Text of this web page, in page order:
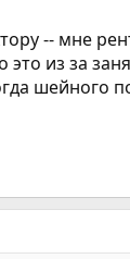
-- мне
это из за
шейного